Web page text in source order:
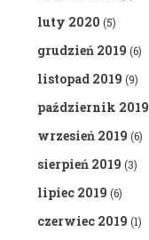
luty 2020 (5)
grudzień 2019 (6)
listopad 2019 (9)
październik 2019
wrzesień 2019 (6)
sierpień 2019 (3)
lipiec 2019 (6)
czerwiec 2019 (1)